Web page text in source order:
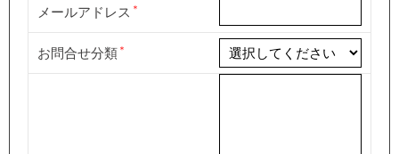
メールアドレス
お問合せ分類